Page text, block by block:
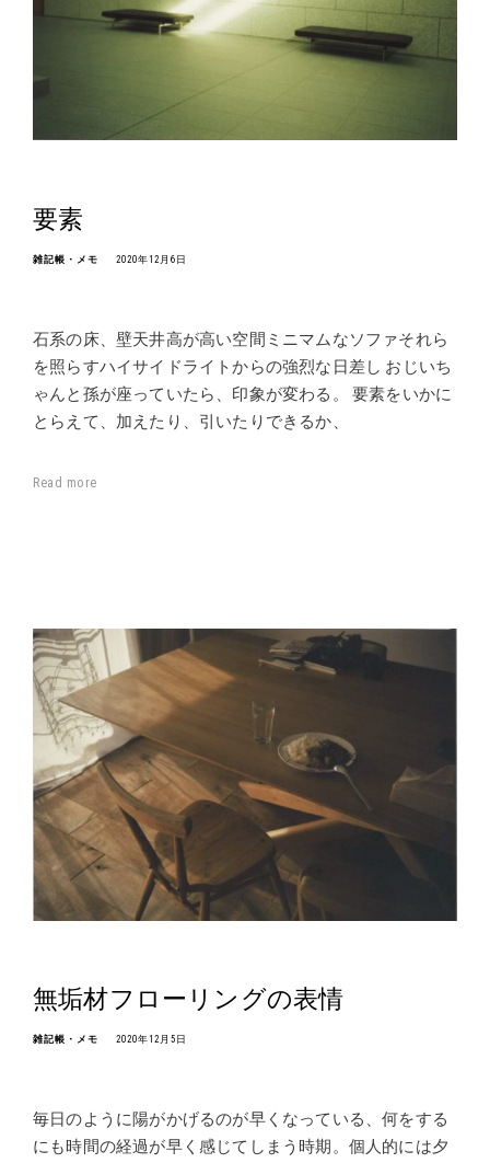
要素
雑記帳・メモ 2020年12月6日
石系の床、壁天井高が高い空間ミニマムなソファそれら
を照らすハイサイドライトからの強烈な日差し おじいち
ゃんと孫が座っていたら、印象が変わる。 要素をいかに
とらえて、加えたり、引いたりできるか、
Read more
無垢材フローリングの表情
雑記帳・メモ 2020年12月5日
毎日のように陽がかげるのが早くなっている、何をする
にも時間の経過が早く感じてしまう時期。個人的には夕